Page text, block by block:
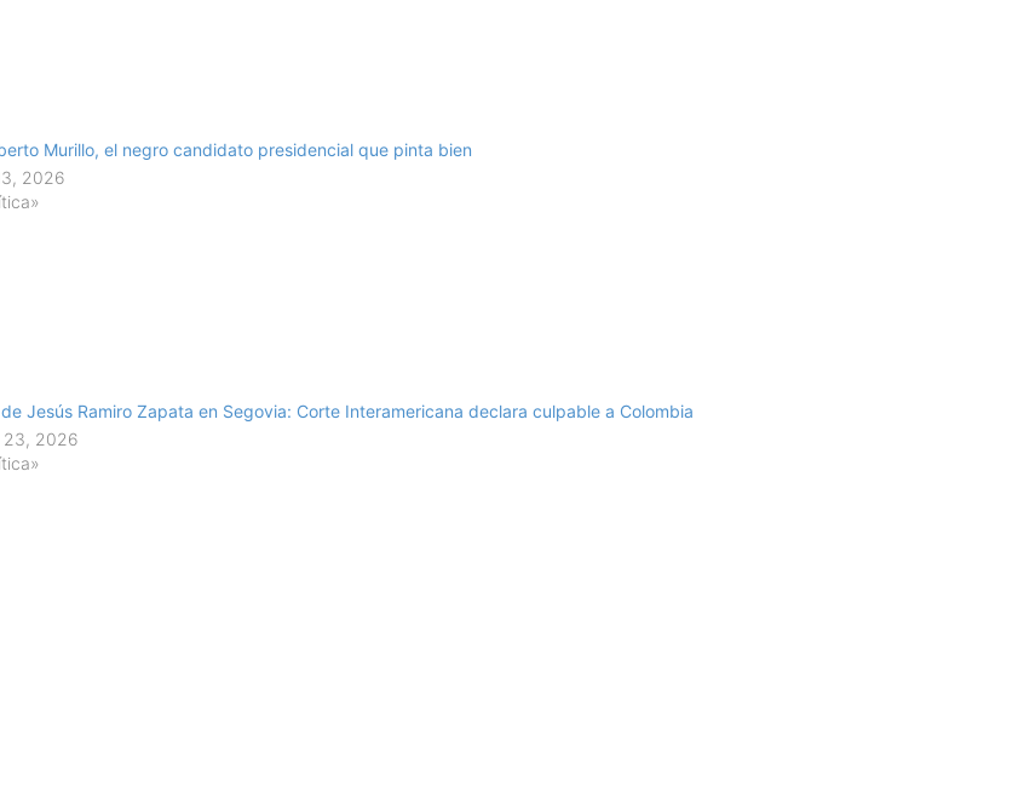
Murillo, el negro candidato presidencial que pinta bien
2026
Jesús Ramiro Zapata en Segovia: Corte Interamericana declara culpable a Colombia
23, 2026